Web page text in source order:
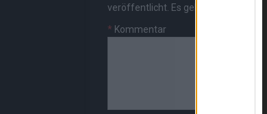
veröffentlicht. Es gelten unsere
* Kommentar